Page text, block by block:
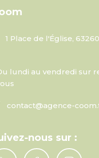
1 Place de l'Église,
lundi au vendredi sur
contact@agence-
nous sur :